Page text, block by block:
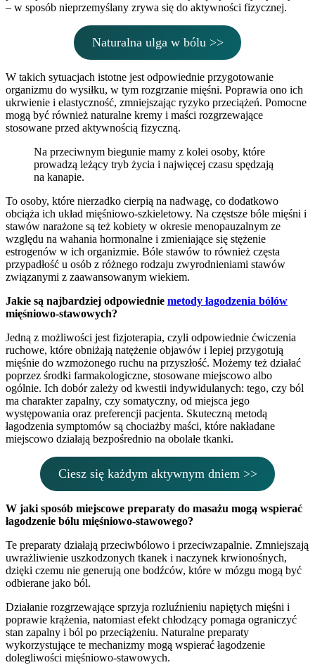
– w sposób nieprzemyślany zrywa się do aktywności fizycznej.
Naturalna ulga w bólu >>
W takich sytuacjach istotne jest odpowiednie przygotowanie
organizmu do wysiłku, w tym rozgrzanie mięśni. Poprawia ono ich
ukrwienie i elastyczność, zmniejszając ryzyko przeciążeń. Pomocne
mogą być również naturalne kremy i maści rozgrzewające
stosowane przed aktywnością fizyczną.
Na przeciwnym biegunie mamy z kolei osoby, które
prowadzą leżący tryb życia i najwięcej czasu spędzają
na kanapie.
To osoby, które nierzadko cierpią na nadwagę, co dodatkowo
obciąża ich układ mięśniowo-szkieletowy. Na częstsze bóle mięśni i
stawów narażone są też kobiety w okresie menopauzalnym ze
względu na wahania hormonalne i zmieniające się stężenie
estrogenów w ich organizmie. Bóle stawów to również częsta
przypadłość u osób z różnego rodzaju zwyrodnieniami stawów
związanymi z zaawansowanym wiekiem.
Jakie są najbardziej odpowiednie metody łagodzenia bólów
mięśniowo-stawowych?
Jedną z możliwości jest fizjoterapia, czyli odpowiednie ćwiczenia
ruchowe, które obniżają natężenie objawów i lepiej przygotują
mięśnie do wzmożonego ruchu na przyszłość. Możemy też działać
poprzez środki farmakologiczne, stosowane miejscowo albo
ogólnie. Ich dobór zależy od kwestii indywidulanych: tego, czy ból
ma charakter zapalny, czy somatyczny, od miejsca jego
występowania oraz preferencji pacjenta. Skuteczną metodą
łagodzenia symptomów są chociażby maści, które nakładane
miejscowo działają bezpośrednio na obolałe tkanki.
Ciesz się każdym aktywnym dniem >>
W jaki sposób miejscowe preparaty do masażu mogą wspierać
łagodzenie bólu mięśniowo-stawowego?
Te preparaty działają przeciwbólowo i przeciwzapalnie. Zmniejszają
uwrażliwienie uszkodzonych tkanek i naczynek krwionośnych,
dzięki czemu nie generują one bodźców, które w mózgu mogą być
odbierane jako ból.
Działanie rozgrzewające sprzyja rozluźnieniu napiętych mięśni i
poprawie krążenia, natomiast efekt chłodzący pomaga ograniczyć
stan zapalny i ból po przeciążeniu. Naturalne preparaty
wykorzystujące te mechanizmy mogą wspierać łagodzenie
dolegliwości mięśniowo-stawowych.